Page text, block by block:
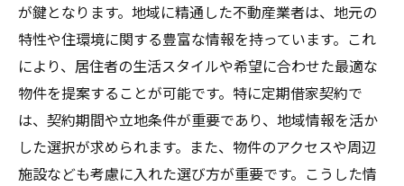
が鍵となります。地域に精通した不動産業者は、地元の
特性や住環境に関する豊富な情報を持っています。これ
により、居住者の生活スタイルや希望に合わせた最適な
物件を提案することが可能です。特に定期借家契約で
は、契約期間や立地条件が重要であり、地域情報を活か
した選択が求められます。また、物件のアクセスや周辺
施設なども考慮に入れた選び方が重要です。こうした情